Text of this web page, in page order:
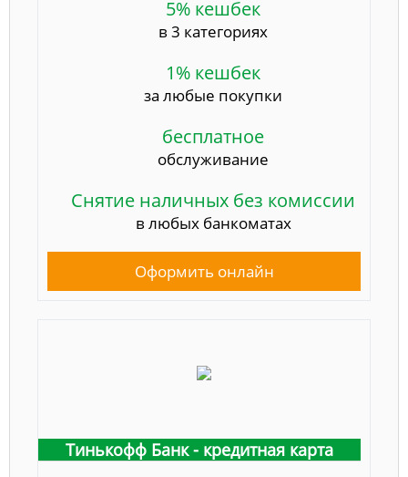
5% кешбек
в 3 категориях
1% кешбек
за любые покупки
бесплатное
обслуживание
Снятие наличных без комиссии
в любых банкоматах
Оформить онлайн
Тинькофф Банк - кредитная карта